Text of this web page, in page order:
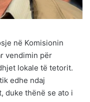
në Komisionin
vendimin për
lokale të tetorit.
edhe ndaj
duke thënë se ato i